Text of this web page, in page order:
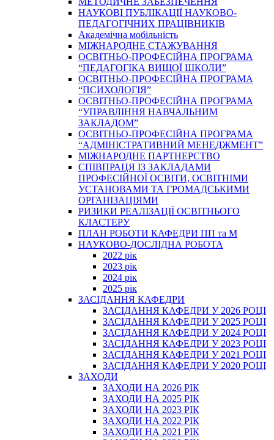
НАУКОВІ ПУБЛІКАЦІЇ НАУКОВО-
ПЕДАГОГІЧНИХ ПРАЦІВНИКІВ
Академічна мобільність
МІЖНАРОДНЕ СТАЖУВАННЯ
ОСВІТНЬО-ПРОФЕСІЙНА ПРОГРАМА
“ПЕДАГОГІКА ВИЩОЇ ШКОЛИ”
ОСВІТНЬО-ПРОФЕСІЙНА ПРОГРАМА
“ПСИХОЛОГІЯ”
ОСВІТНЬО-ПРОФЕСІЙНА ПРОГРАМА
“УПРАВЛІННЯ НАВЧАЛЬНИМ
ЗАКЛАДОМ”
ОСВІТНЬО-ПРОФЕСІЙНА ПРОГРАМА
“АДМІНІСТРАТИВНИЙ МЕНЕДЖМЕНТ”
МІЖНАРОДНЕ ПАРТНЕРСТВО
СПІВПРАЦЯ ІЗ ЗАКЛАДАМИ
ПРОФЕСІЙНОЇ ОСВІТИ, ОСВІТНІМИ
УСТАНОВАМИ ТА ГРОМАДСЬКИМИ
ОРГАНІЗАЦІЯМИ
РИЗИКИ РЕАЛІЗАЦІЇ ОСВІТНЬОГО
КЛАСТЕРУ
ПЛАН РОБОТИ КАФЕДРИ ПП та М
НАУКОВО-ДОСЛІДНА РОБОТА
2022 рік
2023 рік
2024 рік
2025 рік
ЗАСІДАННЯ КАФЕДРИ
ЗАСІДАННЯ КАФЕДРИ У 2026 РОЦІ
ЗАСІДАННЯ КАФЕДРИ У 2025 РОЦІ
ЗАСІДАННЯ КАФЕДРИ У 2024 РОЦІ
ЗАСІДАННЯ КАФЕДРИ У 2023 РОЦІ
ЗАСІДАННЯ КАФЕДРИ У 2021 РОЦІ
ЗАСІДАННЯ КАФЕДРИ У 2020 РОЦІ
ЗАХОДИ
ЗАХОДИ НА 2026 РІК
ЗАХОДИ НА 2025 РІК
ЗАХОДИ НА 2023 РІК
ЗАХОДИ НА 2022 РІК
ЗАХОДИ НА 2021 РІК